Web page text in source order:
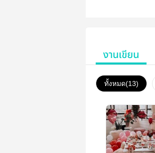
งานเขียน
ทั้งหมด(13)